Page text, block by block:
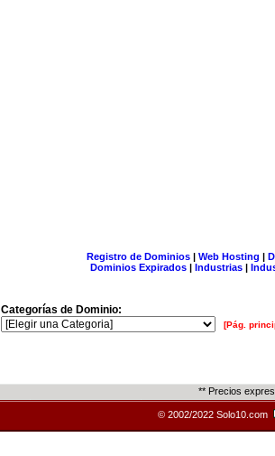
Registro de Dominios| Web Hosting |
Dominios Expirados | Industrias |
Categorías de Dominio:
[Pág.
** Precios
© 2002/2022 Solo10.com